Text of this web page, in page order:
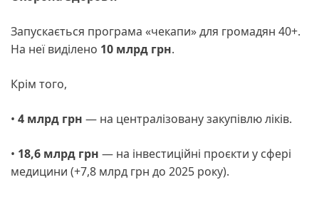
Запускається програма «чекапи» для громадян 40+.
На неї виділено 10 млрд грн.
Крім того,
• 4 млрд грн — на централізовану закупівлю ліків.
• 18,6 млрд грн — на інвестиційні проєкти у сфері
медицини (+7,8 млрд грн до 2025 року).